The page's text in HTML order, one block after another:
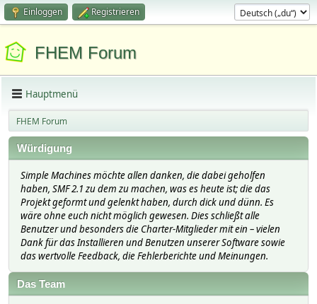
Einloggen Registrieren
FHEM Forum
Hauptmenü
FHEM Forum
Würdigung
Simple Machines möchte allen danken, die dabei geholfen
haben, SMF 2.1 zu dem zu machen, was es heute ist; die das
Projekt geformt und gelenkt haben, durch dick und dünn. Es
wäre ohne euch nicht möglich gewesen. Dies schließt alle
Benutzer und besonders die Charter-Mitglieder mit ein – vielen
Dank für das Installieren und Benutzen unserer Software sowie
das wertvolle Feedback, die Fehlerberichte und Meinungen.
Das Team